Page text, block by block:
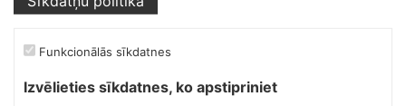
Funkcionālās sīkdatnes
Izvēlieties sīkdatnes, ko apstipriniet